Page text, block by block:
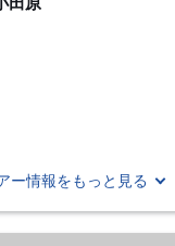
ー情報をもっと見る